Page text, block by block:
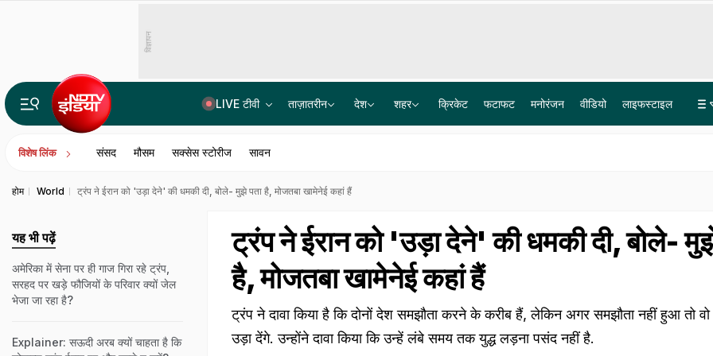
विज्ञापन
LIVE टीवी ताज़ातरीन देश शहर क्रिकेट फटाफट मनोरंजन वीडियो लाइफस्टाइल
विशेष लिंक संसद मौसम सक्सेस स्टोरीज सावन
होम World ट्रंप ने ईरान को 'उड़ा देने' की धमकी दी, बोले- मुझे पता है, मोजतबा खामेनेई कहां हैं
ट्रंप ने ईरान को 'उड़ा देने' की धमकी दी, बोले-
है, मोजतबा खामेनेई कहां हैं
ट्रंप ने दावा किया है कि दोनों देश समझौता करने के करीब हैं, लेकिन अगर समझौता नहीं हुआ तो वो
उड़ा देंगे. उन्होंने दावा किया कि उन्हें लंबे समय तक युद्ध लड़ना पसंद नहीं है.
यह भी पढ़ें
अमेरिका में सेना पर ही गाज गिरा रहे ट्रंप,
सरहद पर खड़े फौजियों के परिवार क्यों जेल
भेजा जा रहा है?
Explainer: सऊदी अरब क्यों चाहता है कि